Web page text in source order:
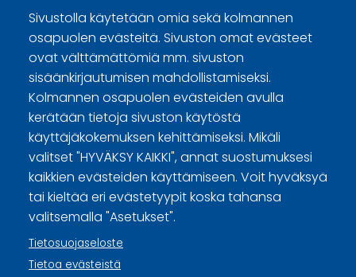
Sarjataulukot
Tilastot
Säännöt
Mestaruussarja
I-divisioona
Teeheittokilpailua ei ole määritetty tai yhtään
teeheittoa ei ole vielä heitetty.
Sivustolla käytetään omia sekä kolmannen
osapuolen evästeitä. Sivuston omat evästeet
ovat välttämättömiä mm. sivuston
sisäänkirjautumisen mahdollistamiseksi.
Kolmannen osapuolen evästeiden avulla
kerätään tietoja sivuston käytöstä
käyttäjäkokemuksen kehittämiseksi. Mikäli
valitset "HYVÄKSY KAIKKI", annat suostumuksesi
kaikkien evästeiden käyttämiseen. Voit hyväksyä
tai kieltää eri evästetyypit koska tahansa
valitsemalla "Asetukset".
Tietosuojaseloste
Tietoa evästeistä
Curling Finland
Curling.fi